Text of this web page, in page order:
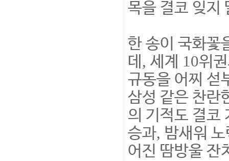
목을 결코 잊지
한 송이 국화꽃
데 , 세계 10위
규동을 어찌 섣
삼성 같은 찬란
의 기적도 결코
승과, 밤새워
어진 땀방울 잔